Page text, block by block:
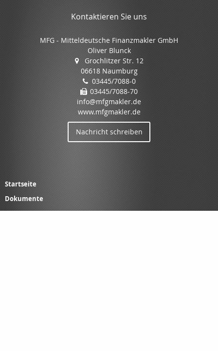
Kontaktieren Sie uns
MFG - Mitteldeutsche Finanzmakler GmbH
Oliver Blunck
Grochlitzer Str. 12
06618 Naumburg
03445/7088-0
03445/7088-70
info@mfgmakler.de
www.mfgmakler.de
Nachricht schreiben
Startseite
Dokumente
SPEZIAL-KONZEPTE